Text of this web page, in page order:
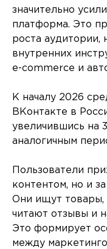
значительно
платформа. Это
роста аудитории,
внутренних
e-commerce и
К началу 2026
ВКонтакте в
увеличившись на
аналогичным
Пользователи
контентом, но и
Они ищут товары,
читают отзывы и
Это формирует
между